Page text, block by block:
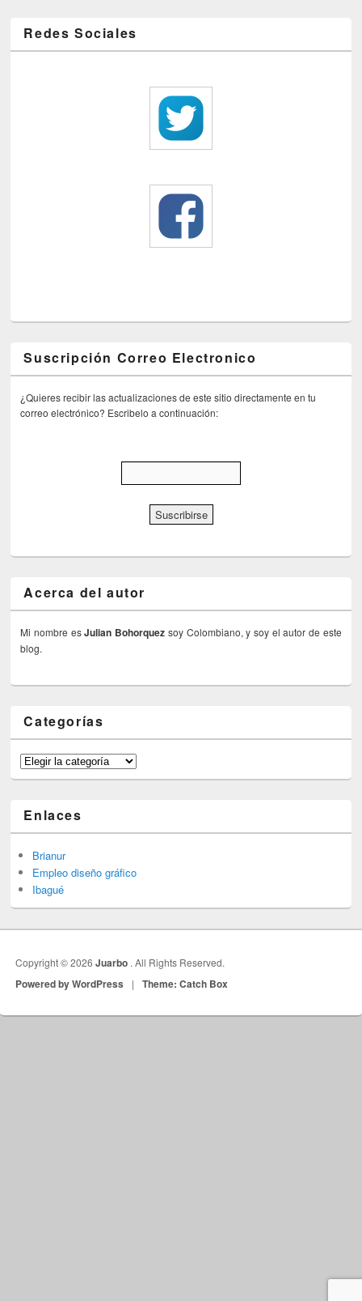
Redes Sociales
Suscripción Correo Electronico
¿Quieres recibir las actualizaciones de este sitio directamente en tu
correo electrónico? Escribelo a continuación:
Acerca del autor
Mi nombre esJulian Bohorquez soy Colombiano, y soy el autor de este
blog.
Categorías
Categorías
Enlaces
Brianur
Empleo diseño gráfico
Ibagué
Copyright © 2026Juarbo . All Rights Reserved.
Powered by WordPress | Theme: Catch Box